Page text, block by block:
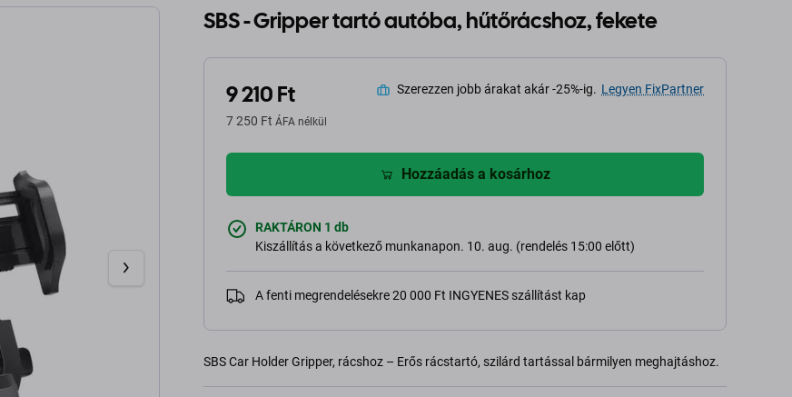
SBS - Gripper tartó autóba, hűtőrácshoz, fekete
9 210 Ft
7 250 Ft ÁFA nélkül
Szerezzen jobb árakat akár -25%-ig. Legyen FixPartner
Hozzáadás a kosárhoz
RAKTÁRON 1 db
Kiszállítás a következő munkanapon. 10. aug. (rendelés 15:00 előtt)
A fenti megrendelésekre 20 000 Ft INGYENES szállítást kap
SBS Car Holder Gripper, rácshoz – Erős rácstartó, szilárd tartással bármilyen meghajtáshoz.